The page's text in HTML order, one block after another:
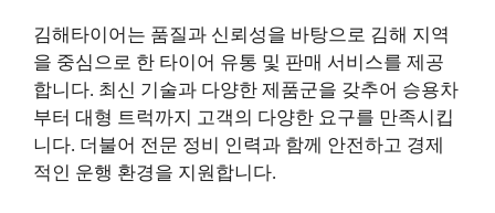
김해타이어는 품질과 신뢰성을 바탕으로 김해 지역
을 중심으로 한 타이어 유통 및 판매 서비스를 제공
합니다. 최신 기술과 다양한 제품군을 갖추어 승용차
부터 대형 트럭까지 고객의 다양한 요구를 만족시킵
니다. 더불어 전문 정비 인력과 함께 안전하고 경제
적인 운행 환경을 지원합니다.